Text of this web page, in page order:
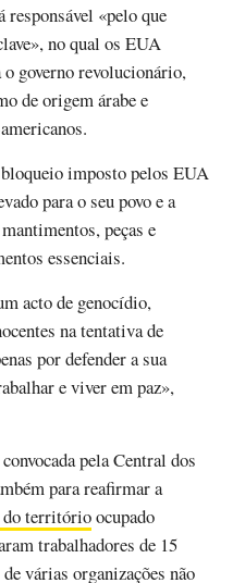
responsável «pelo que
no qual os EUA
governo revolucionário,
de origem árabe e
imposto pelos EUA
para o seu povo e a
peças e
essenciais.
acto de genocídio,
na tentativa de
por defender a sua
e viver em paz»,
pela Central dos
para reafirmar a
do territórioocupado
trabalhadores de 15
várias organizações não